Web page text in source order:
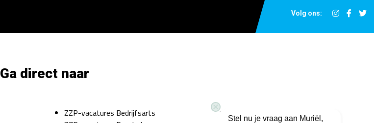
Volg ons:
Ga direct naar
ZZP-vacatures Bedrijfsarts
Ingevulde vacatures
Stel nu je vraag aan Muriël,